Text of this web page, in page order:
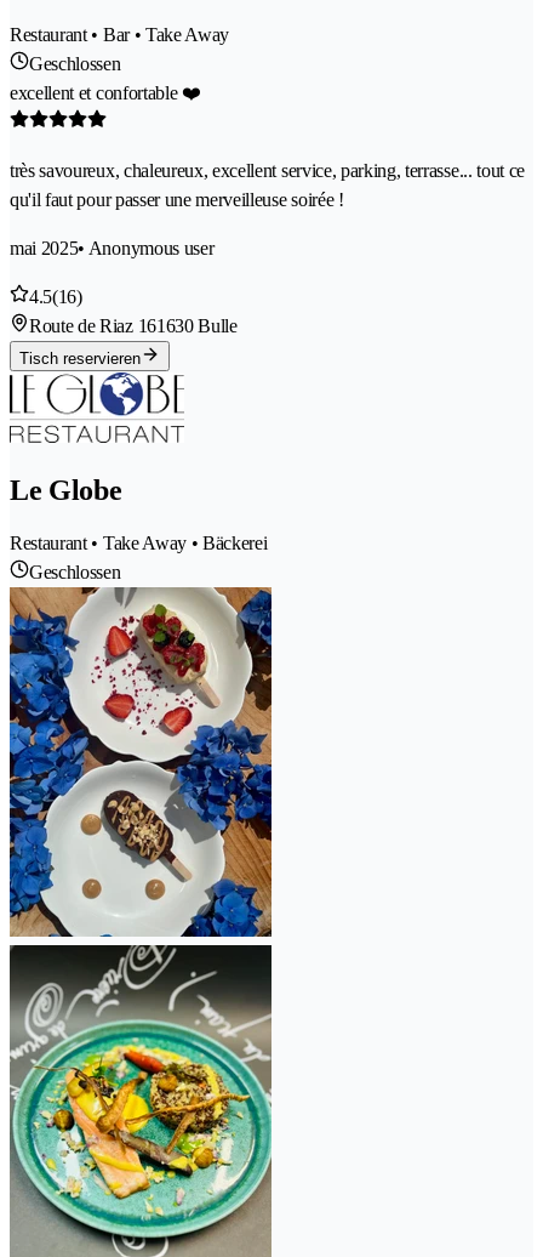
Restaurant • Bar • Take Away
Geschlossen
excellent et confortable ❤️
très savoureux, chaleureux, excellent service, parking, terrasse... tout ce
qu'il faut pour passer une merveilleuse soirée !
mai 2025• Anonymous user
4.5(16)
Route de Riaz 161630 Bulle
Tisch reservieren
Le Globe
Restaurant • Take Away • Bäckerei
Geschlossen